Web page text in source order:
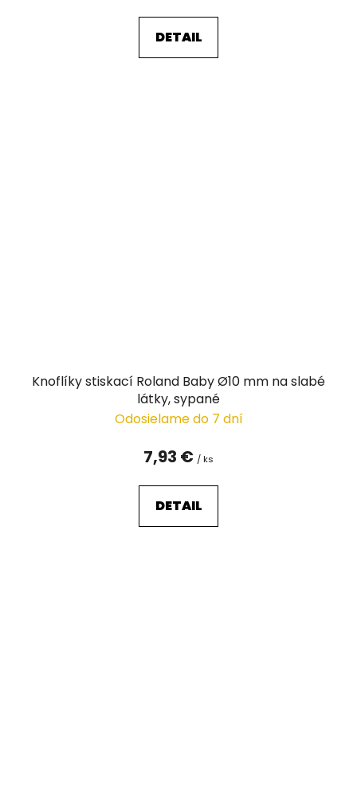
DETAIL
Knoflíky stiskací Roland Baby Ø10 mm na slabé
látky, sypané
Odosielame do 7 dní
7,93 € / ks
DETAIL